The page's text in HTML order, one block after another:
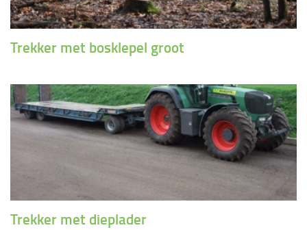
Trekker met bosklepel groot
Trekker met dieplader